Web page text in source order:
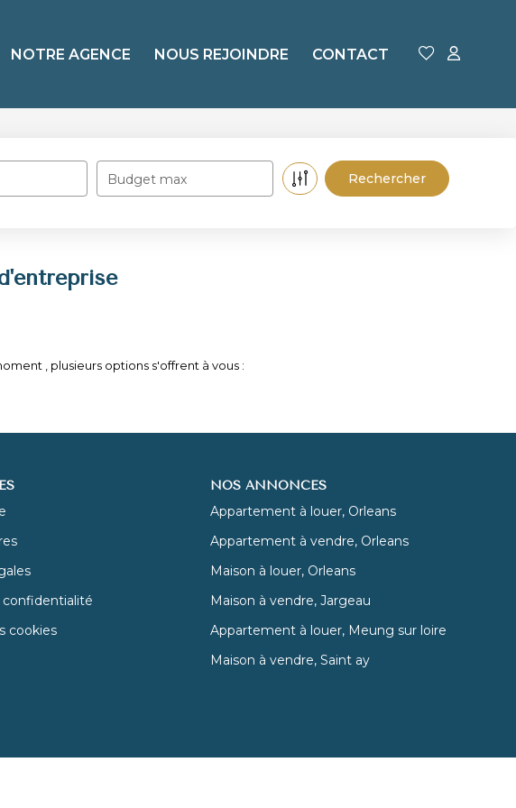
NOTRE AGENCE NOUS REJOINDRE CONTACT
Budget max
, plusieurs options s'offrent à vous :
cookies
NOS ANNONCES
Appartement à louer, Orleans
Appartement à vendre, Orleans
Maison à louer, Orleans
Maison à vendre, Jargeau
Appartement à louer, Meung sur loire
Maison à vendre, Saint ay